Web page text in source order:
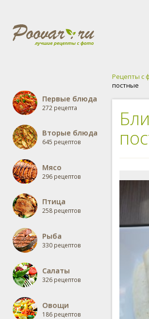
Первые блюда
272 рецепта
Вторые блюда
645 рецептов
Мясо
296 рецептов
Птица
258 рецептов
Рыба
330 рецептов
Салаты
326 рецептов
Овощи
186 рецептов
Рецепты с
постные